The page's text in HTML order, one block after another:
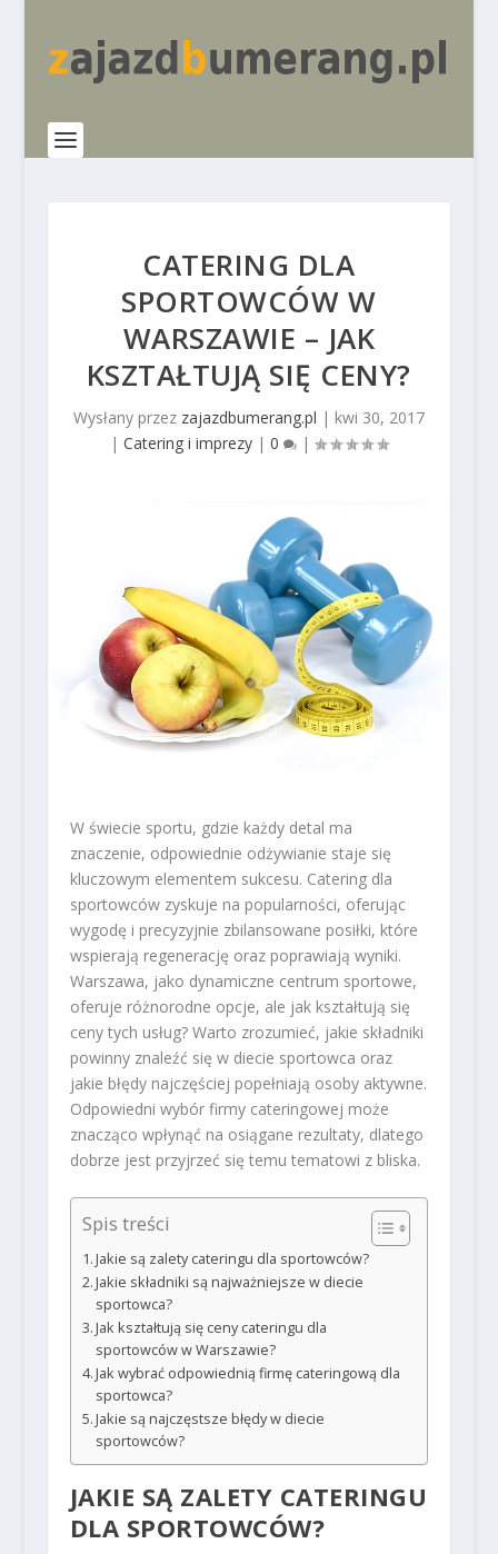
CATERING DLA
SPORTOWCÓW W
WARSZAWIE – JAK
KSZTAŁTUJĄ SIĘ CENY?
Wysłany przez zajazdbumerang.pl | kwi 30, 2017
| Catering i imprezy| 0 |
W świecie sportu, gdzie każdy detal ma
znaczenie, odpowiednie odżywianie staje się
kluczowym elementem sukcesu. Catering dla
sportowców zyskuje na popularności, oferując
wygodę i precyzyjnie zbilansowane posiłki, które
wspierają regenerację oraz poprawiają wyniki.
Warszawa, jako dynamiczne centrum sportowe,
oferuje różnorodne opcje, ale jak kształtują się
ceny tych usług? Warto zrozumieć, jakie składniki
powinny znaleźć się w diecie sportowca oraz
jakie błędy najczęściej popełniają osoby aktywne.
Odpowiedni wybór firmy cateringowej może
znacząco wpłynąć na osiągane rezultaty, dlatego
dobrze jest przyjrzeć się temu tematowi z bliska.
Spis treści
Jakie są zalety cateringu dla sportowców?
Jakie składniki są najważniejsze w diecie
sportowca?
Jak kształtują się ceny cateringu dla
sportowców w Warszawie?
Jak wybrać odpowiednią firmę cateringową dla
sportowca?
Jakie są najczęstsze błędy w diecie
sportowców?
JAKIE SĄ ZALETY CATERINGU
DLA SPORTOWCÓW?